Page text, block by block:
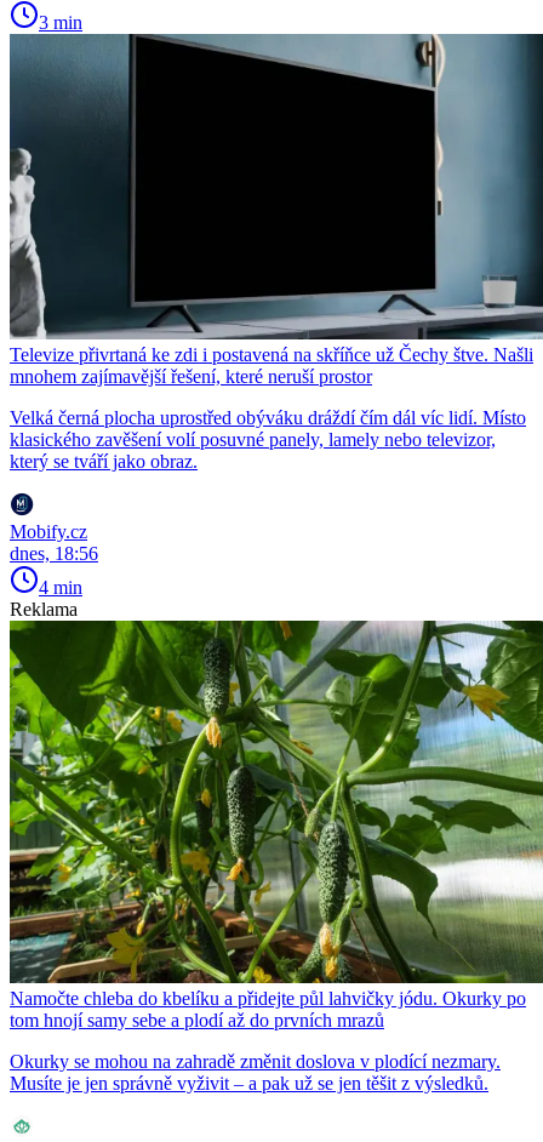
3 min
Televize přivrtaná ke zdi i postavená na skříňce už Čechy štve. Našli
mnohem zajímavější řešení, které neruší prostor
Velká černá plocha uprostřed obýváku dráždí čím dál víc lidí. Místo
klasického zavěšení volí posuvné panely, lamely nebo televizor,
který se tváří jako obraz.
Mobify.cz
dnes, 18:56
4 min
Reklama
Namočte chleba do kbelíku a přidejte půl lahvičky jódu. Okurky po
tom hnojí samy sebe a plodí až do prvních mrazů
Okurky se mohou na zahradě změnit doslova v plodící nezmary.
Musíte je jen správně vyživit – a pak už se jen těšit z výsledků.